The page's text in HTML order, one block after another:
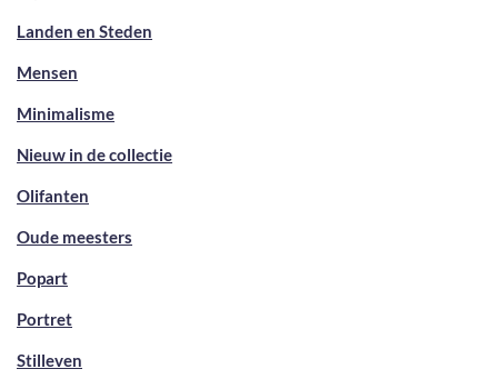
Landen en Steden
Mensen
Minimalisme
Nieuw in de collectie
Olifanten
Oude meesters
Popart
Portret
Stilleven